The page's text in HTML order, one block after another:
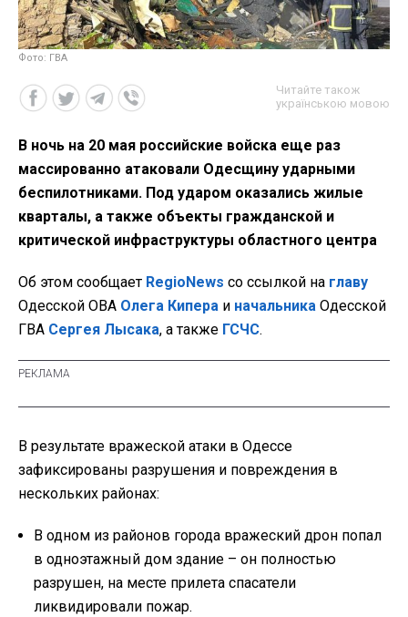
Фото: ГВА
Читайте також
українською мовою
В ночь на 20 мая российские войска еще раз
массированно атаковали Одесщину ударными
беспилотниками. Под ударом оказались жилые
кварталы, а также объекты гражданской и
критической инфраструктуры областного центра
Об этом сообщает RegioNews со ссылкой на главу
Одесской ОВА Олега Кипера и начальника Одесской
ГВА Сергея Лысака, а также ГСЧС.
В результате вражеской атаки в Одессе
зафиксированы разрушения и повреждения в
нескольких районах:
В одном из районов города вражеский дрон попал
в одноэтажный дом здание – он полностью
разрушен, на месте прилета спасатели
ликвидировали пожар.